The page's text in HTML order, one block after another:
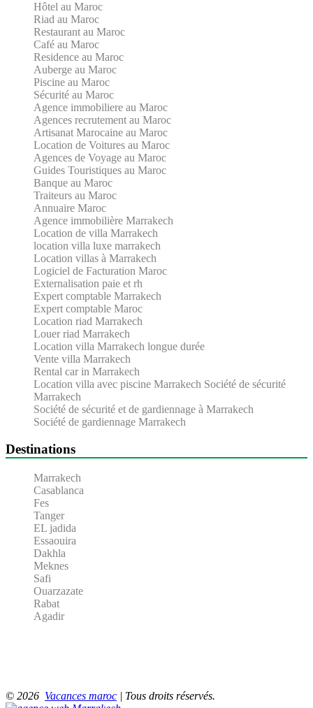
Hôtel au Maroc
Riad au Maroc
Restaurant au Maroc
Café au Maroc
Residence au Maroc
Auberge au Maroc
Piscine au Maroc
Sécurité au Maroc
Agence immobiliere au Maroc
Agences recrutement au Maroc
Artisanat Marocaine au Maroc
Location de Voitures au Maroc
Agences de Voyage au Maroc
Guides Touristiques au Maroc
Banque au Maroc
Traiteurs au Maroc
Annuaire Maroc
Agence immobilière Marrakech
Location de villa Marrakech
location villa luxe marrakech
Location villas à Marrakech
Logiciel de Facturation Maroc
Externalisation paie et rh
Expert comptable Marrakech
Expert comptable Maroc
Location riad Marrakech
Louer riad Marrakech
Location villa Marrakech longue durée
Vente villa Marrakech
Rental car in Marrakech
Location villa avec piscine Marrakech Société de sécurité
Marrakech
Société de sécurité et de gardiennage à Marrakech
Société de gardiennage Marrakech
Destinations
Marrakech
Casablanca
Fes
Tanger
EL jadida
Essaouira
Dakhla
Meknes
Safi
Ouarzazate
Rabat
Agadir
© 2026 Vacances maroc | Tous droits réservés.